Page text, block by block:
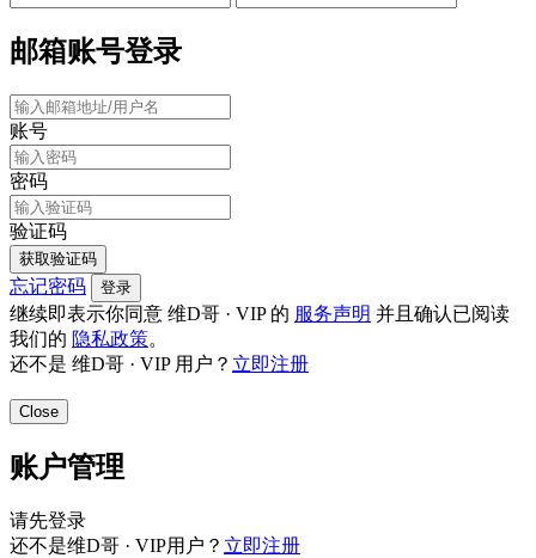
邮箱账号登录
账号
密码
验证码
获取验证码
忘记密码 登录
继续即表示你同意 维D哥 · VIP 的 服务声明 并且确认已阅读
我们的 隐私政策。
还不是 维D哥 · VIP 用户？ 立即注册
Close
账户管理
请先登录
还不是维D哥 · VIP用户？ 立即注册